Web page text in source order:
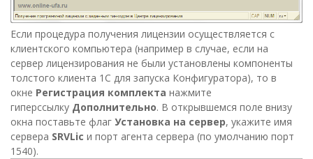
Если процедура получения лицензии осуществляется с
клиентского компьютера (например в случае, если на
сервер лицензирования не были установлены компоненты
толстого клиента 1С для запуска Конфигуратора), то в
окне Регистрация комплекта нажмите
гиперссылку Дополнительно. В открывшемся поле внизу
окна поставьте флаг Установка на сервер, укажите имя
сервера SRVLic и порт агента сервера (по умолчанию порт
1540).